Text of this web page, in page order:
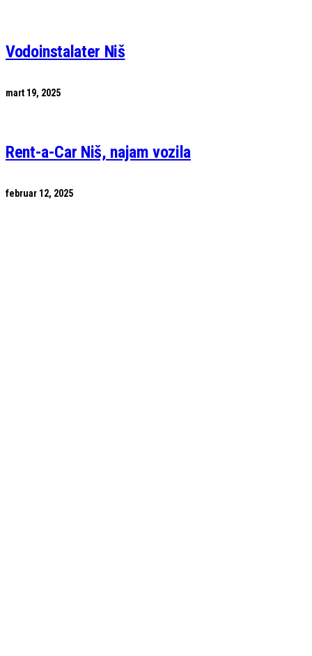
Vodoinstalater Niš
mart 19, 2025
Rent-a-Car Niš, najam vozila
februar 12, 2025